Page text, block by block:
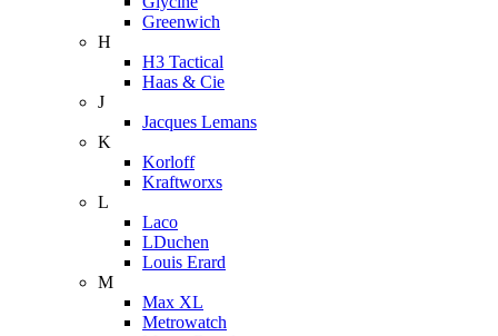
Greenwich
H
H3 Tactical
Haas & Cie
J
Jacques Lemans
K
Korloff
Kraftworxs
L
Laco
LDuchen
Louis Erard
M
Max XL
Metrowatch